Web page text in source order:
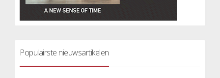
Populairste nieuwsartikelen